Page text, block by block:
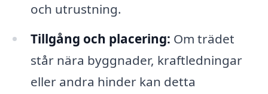
och utrustning.
Tillgång och placering: Om trädet
står nära byggnader, kraftledningar
eller andra hinder kan detta